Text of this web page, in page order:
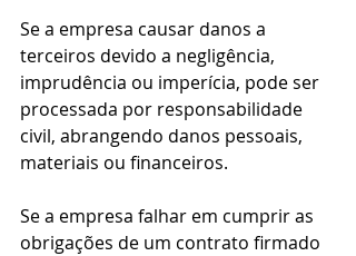
Se a empresa causar danos a
terceiros devido a negligência,
imprudência ou imperícia, pode ser
processada por responsabilidade
civil, abrangendo danos pessoais,
materiais ou financeiros.
Se a empresa falhar em cumprir as
obrigações de um contrato firmado